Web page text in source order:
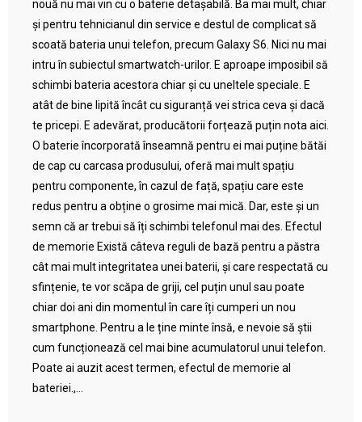
nouă nu mai vin cu o baterie detașabilă. Ba mai mult, chiar
și pentru tehnicianul din service e destul de complicat să
scoată bateria unui telefon, precum Galaxy S6. Nici nu mai
intru în subiectul smartwatch-urilor. E aproape imposibil să
schimbi bateria acestora chiar și cu uneltele speciale. E
atât de bine lipită încât cu siguranță vei strica ceva și dacă
te pricepi. E adevărat, producătorii forțează puțin nota aici.
O baterie încorporată înseamnă pentru ei mai puține bătăi
de cap cu carcasa produsului, oferă mai mult spațiu
pentru componente, în cazul de față, spațiu care este
redus pentru a obține o grosime mai mică. Dar, este și un
semn că ar trebui să îți schimbi telefonul mai des. Efectul
de memorie Există câteva reguli de bază pentru a păstra
cât mai mult integritatea unei baterii, și care respectată cu
sfințenie, te vor scăpa de griji, cel puțin unul sau poate
chiar doi ani din momentul în care îți cumperi un nou
smartphone. Pentru a le ține minte însă, e nevoie să știi
cum funcționează cel mai bine acumulatorul unui telefon.
Poate ai auzit acest termen, efectul de memorie al
bateriei.,...